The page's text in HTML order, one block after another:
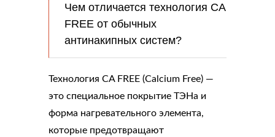
Чем отличается технология CA
FREE от обычных
антинакипных систем?
Технология CA FREE (Calcium Free) —
это специальное покрытие ТЭНа и
форма нагревательного элемента,
которые предотвращают